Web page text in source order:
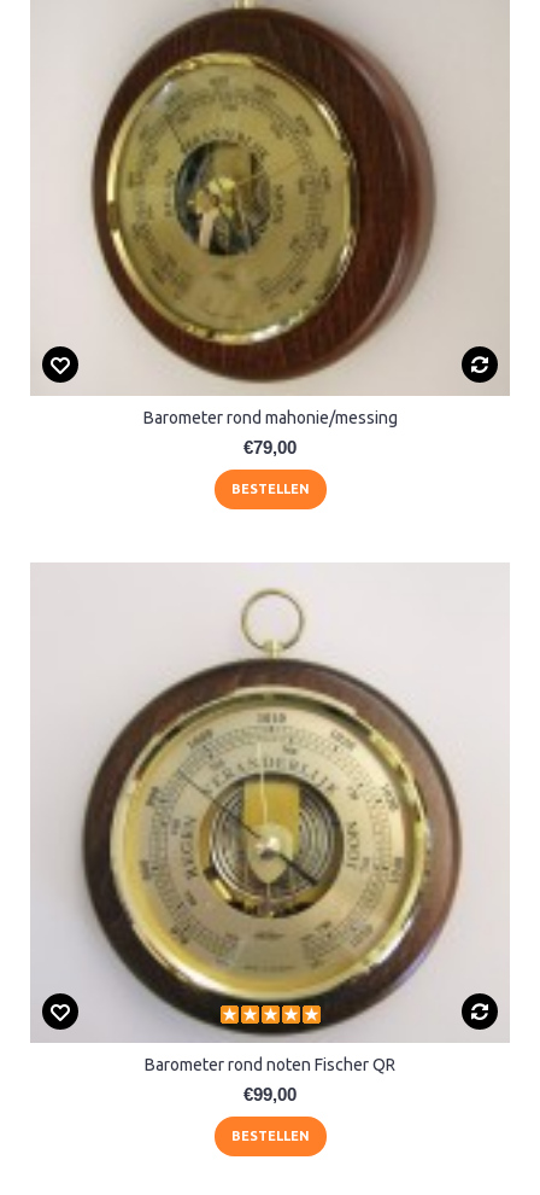
Barometer rond mahonie/messing
€79,00
BESTELLEN
Barometer rond noten Fischer QR
€99,00
BESTELLEN